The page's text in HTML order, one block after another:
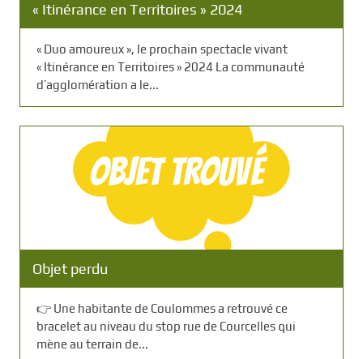
« Itinérance en Territoires » 2024
« Duo amoureux », le prochain spectacle vivant
« Itinérance en Territoires » 2024 La communauté
d’agglomération a le...
Objet perdu
👉 Une habitante de Coulommes a retrouvé ce
bracelet au niveau du stop rue de Courcelles qui
mène au terrain de...